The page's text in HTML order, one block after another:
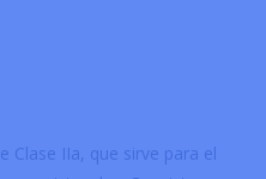
Clase IIa, que sirve para el